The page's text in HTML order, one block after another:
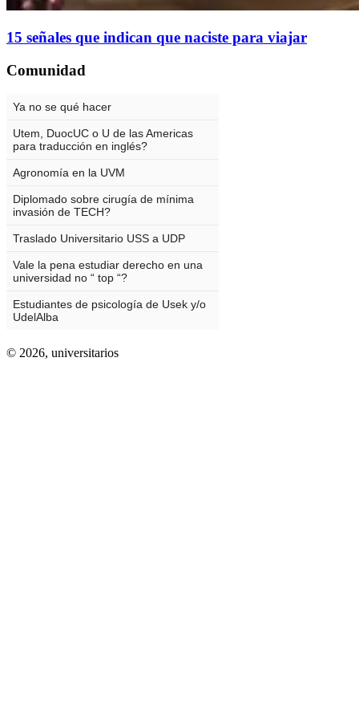
15 señales que indican que naciste para viajar
Comunidad
© 2026, universitarios